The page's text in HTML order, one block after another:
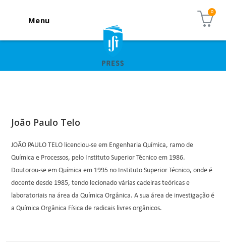
Menu
João Paulo Telo
JOÃO PAULO TELO licenciou-se em Engenharia Química, ramo de
Química e Processos, pelo Instituto Superior Técnico em 1986.
Doutorou-se em Química em 1995 no Instituto Superior Técnico, onde é
docente desde 1985, tendo lecionado várias cadeiras teóricas e
laboratoriais na área da Química Orgânica. A sua área de investigação é
a Química Orgânica Física de radicais livres orgânicos.